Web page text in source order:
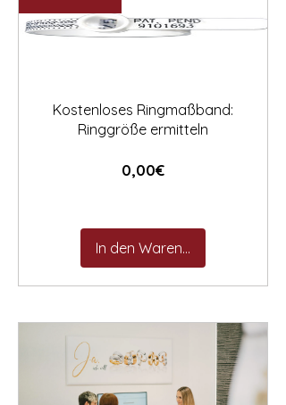
Kostenloses Ringmaßband:
Ringgröße ermitteln
0,00€Preis
In den Warenkorb